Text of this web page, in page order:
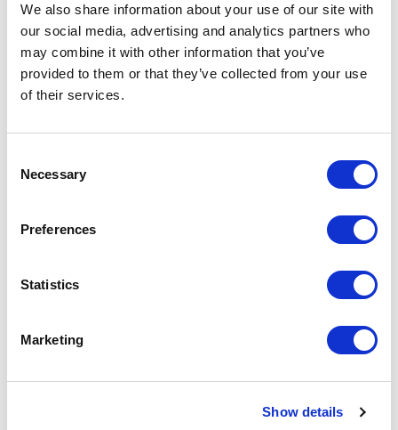
We also share information about your use of our site with
our social media, advertising and analytics partners who
may combine it with other information that you’ve
provided to them or that they’ve collected from your use
of their services.
Selection
Necessary
Preferences
Statistics
Marketing
Show details
ÄSTHETIK, SERVICE:
UNSER BESONDERES